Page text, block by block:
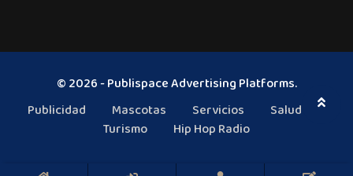
© 2026 - Publispace Advertising Platforms.
Publicidad
Mascotas Servicios
Salud
Turismo
Hip Hop Radio